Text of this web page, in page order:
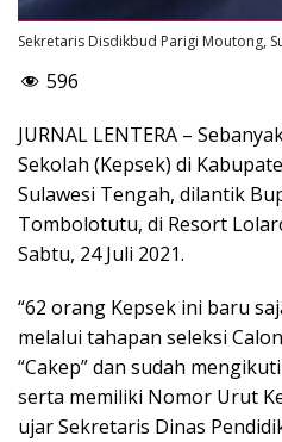
Sekretaris Disdikbud Parigi Moutong,
596
JURNAL LENTERA –
Sekolah (Kepsek) di
Sulawesi Tengah, dilantik
Tombolotutu, di Resort
Sabtu, 24 Juli 2021.
“62 orang Kepsek ini baru
melalui tahapan seleksi
“Cakep” dan sudah
serta memiliki Nomor Urut
ujar Sekretaris Dinas